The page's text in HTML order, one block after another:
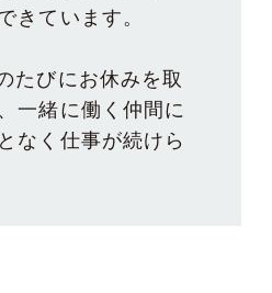
きています。
たびにお休みを取
一緒に働く仲間に
なく仕事が続けら